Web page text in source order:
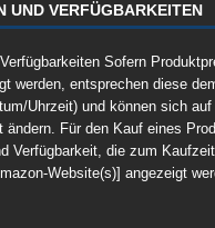
UND VERFÜGBARKEITEN
Sofern
werden, entsprechen diese
Uhrzeit) und können sich auf
ändern. Für den Kauf eines
Verfügbarkeit, die zum
Website(s)] angezeigt